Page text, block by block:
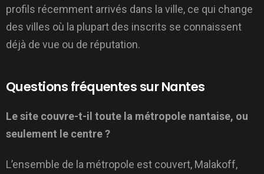
profils récemment arrivés dans la ville, ce qui change
des villes où la plupart des inscrits se connaissent
déjà de vue ou de réputation.
Questions fréquentes sur Nantes
Le site couvre-t-il toute la métropole nantaise, ou
seulement le centre ?
L’ensemble de la métropole est couvert, Malakoff,